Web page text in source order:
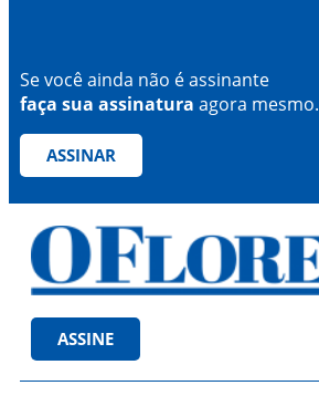
Se você ainda não é assinante
faça sua assinatura agora mesmo.
ASSINAR
ASSINE